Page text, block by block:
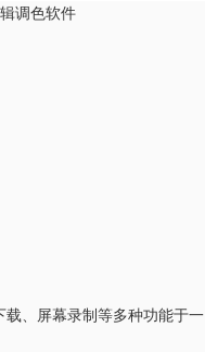
调色软件
、屏幕录制等多种功能于一